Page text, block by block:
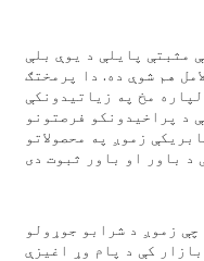
مثبتې پایلې د یوې بلې
هم شوې ده. دا پرمختګ
مخ په زیاتیدونکې
د پراخیدونکو فرصتونو
زموږ په محصولاتو
زموږ د شرابو جوړولو
کې د پام وړ اغیزې